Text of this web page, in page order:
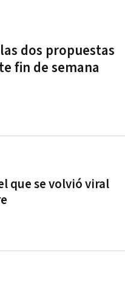
dos propuestas
fin de semana
que se volvió viral